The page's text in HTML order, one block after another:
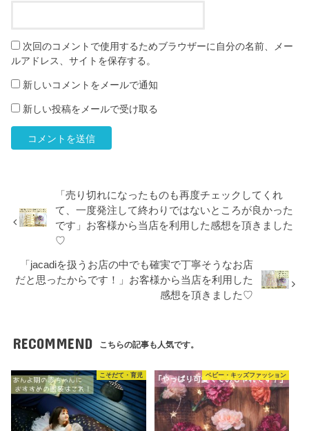
次回のコメントで使用するためブラウザーに自分の名前、メー
ルアドレス、サイトを保存する。
新しいコメントをメールで通知
新しい投稿をメールで受け取る
「売り切れになったものも再度チェックしてくれ
て、一度発注して終わりではないところが良かった
です」お客様から当店を利用した感想を頂きました
♡
「jacadiを扱うお店の中でも確実で丁寧そうなお店
だと思ったからです！」お客様から当店を利用した
感想を頂きました♡
RECOMMEND こちらの記事も人気です。
こそだて・育児 ベビー・キッズファッション